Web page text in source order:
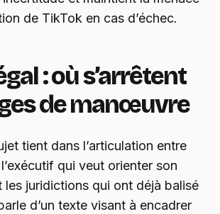
de TikTok en cas d’échec.
: où s’arrêtent
de manœuvre
tient dans l’articulation entre
qui veut orienter son
les juridictions qui ont déjà balisé
d’un texte visant à encadrer